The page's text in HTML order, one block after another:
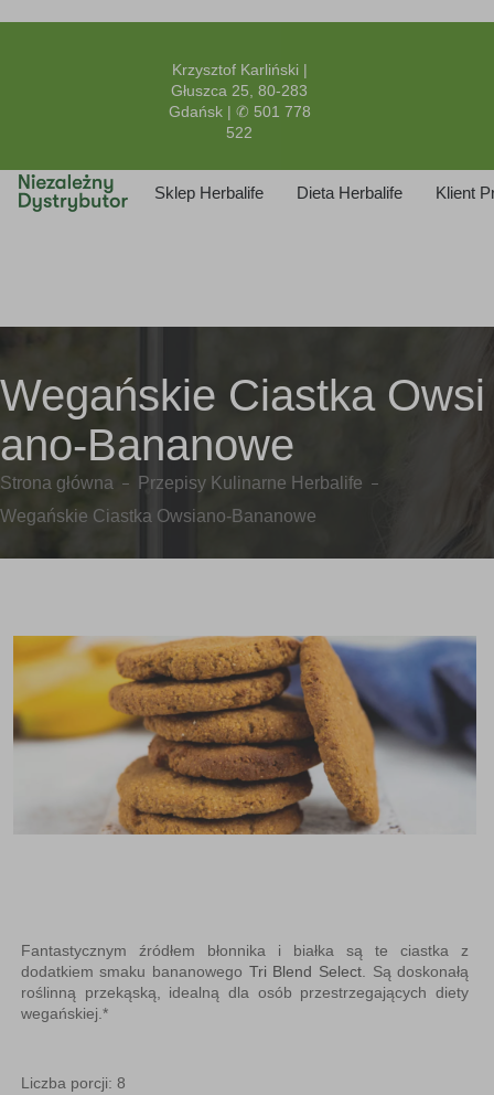
Krzysztof Karliński |
Głuszca 25, 80-283
Gdańsk | ✆ 501 778
522
Sklep Herbalife Dieta Herbalife Klient
Wegańskie Ciastka Owsi
ano-Bananowe
Strona główna
Przepisy Kulinarne Herbalife
Wegańskie Ciastka Owsiano-Bananowe
Fantastycznym źródłem błonnika i białka są te ciastka z
dodatkiem smaku bananowego Tri Blend Select. Są doskonałą
roślinną przekąską, idealną dla osób przestrzegających diety
wegańskiej.*
Liczba porcji: 8